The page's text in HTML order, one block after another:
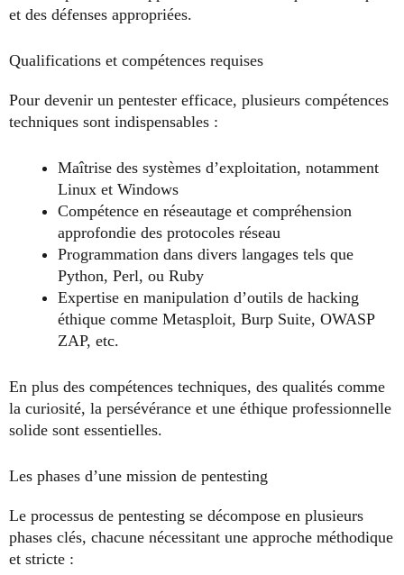
et des défenses appropriées.
Qualifications et compétences requises
Pour devenir un pentester efficace, plusieurs compétences
techniques sont indispensables :
Maîtrise des systèmes d’exploitation, notamment
Linux et Windows
Compétence en réseautage et compréhension
approfondie des protocoles réseau
Programmation dans divers langages tels que
Python, Perl, ou Ruby
Expertise en manipulation d’outils de hacking
éthique comme Metasploit, Burp Suite, OWASP
ZAP, etc.
En plus des compétences techniques, des qualités comme
la curiosité, la persévérance et une éthique professionnelle
solide sont essentielles.
Les phases d’une mission de pentesting
Le processus de pentesting se décompose en plusieurs
phases clés, chacune nécessitant une approche méthodique
et stricte :